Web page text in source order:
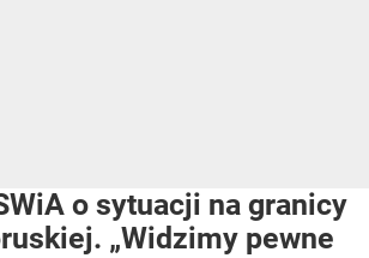
o sytuacji na granicy
„Widzimy pewne